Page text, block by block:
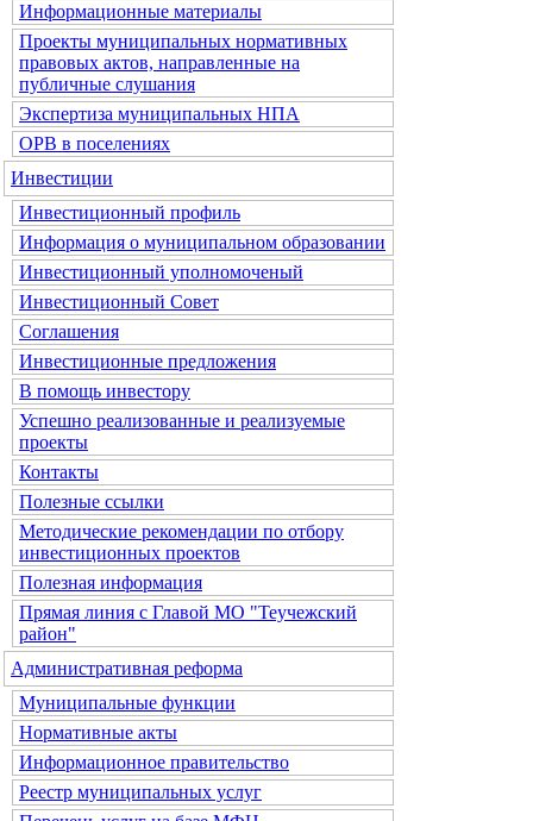
Информационные материалы
Проекты муниципальных нормативных
правовых актов, направленные на
публичные слушания
Экспертиза муниципальных НПА
ОРВ в поселениях
Инвестиции
Инвестиционный профиль
Информация о муниципальном образовании
Инвестиционный уполномоченый
Инвестиционный Совет
Соглашения
Инвестиционные предложения
В помощь инвестору
Успешно реализованные и реализуемые
проекты
Контакты
Полезные ссылки
Методические рекомендации по отбору
инвестиционных проектов
Полезная информация
Прямая линия с Главой МО "Теучежский
район"
Административная реформа
Муниципальные функции
Нормативные акты
Информационное правительство
Реестр муниципальных услуг